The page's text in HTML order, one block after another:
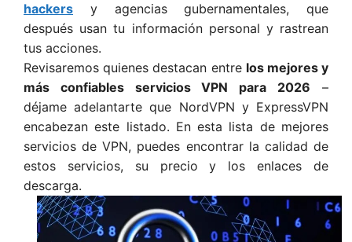
hackers y agencias gubernamentales, que
después usan tu información personal y rastrean
tus acciones.
Revisaremos quienes destacan entre los mejores ​​y
más confiables servicios VPN para 2026 –
déjame adelantarte que NordVPN y ExpressVPN
encabezan este listado. En esta lista de mejores
servicios de VPN, puedes encontrar la calidad de
estos servicios, su precio y los enlaces de
descarga.